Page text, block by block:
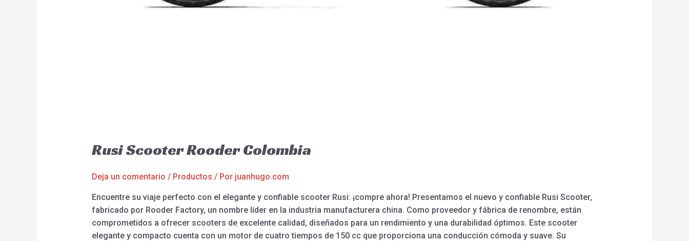
Rusi Scooter Rooder Colombia
Deja un comentario / Productos / Por juanhugo.com
Encuentre su viaje perfecto con el elegante y confiable scooter Rusi: ¡compre ahora! Presentamos el nuevo y confiable Rusi Scooter,
fabricado por Rooder Factory, un nombre líder en la industria manufacturera china. Como proveedor y fábrica de renombre, están
comprometidos a ofrecer scooters de excelente calidad, diseñados para un rendimiento y una durabilidad óptimos. Este scooter
elegante y compacto cuenta con un motor de cuatro tiempos de 150 cc que proporciona una conducción cómoda y suave. Su